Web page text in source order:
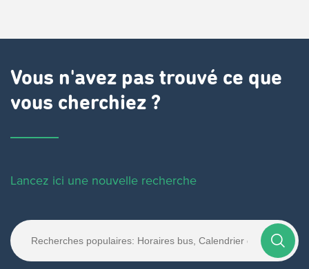
Vous n'avez pas trouvé ce que
vous cherchiez ?
Lancez ici une nouvelle recherche